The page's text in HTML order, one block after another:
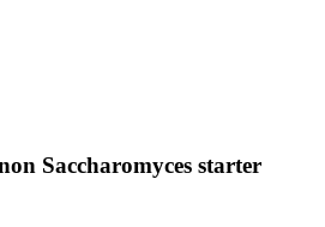
Saccharomyces starter